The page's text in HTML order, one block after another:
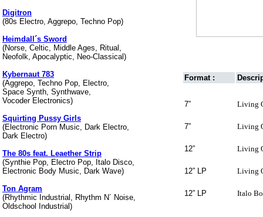
Digitron
(80s Electro, Aggrepo, Techno Pop)
Heimdall´s Sword
(Norse, Celtic, Middle Ages, Ritual,
Neofolk, Apocalyptic, Neo-Classical)
Kybernaut 783
(Aggrepo, Techno Pop, Electro,
Space Synth, Synthwave,
Vocoder Electronics)
Squirting Pussy Girls
(Electronic Porn Music, Dark Electro,
Dark Electro)
The 80s feat. Leaether Strip
(Synthie Pop, Electro Pop, Italo Disco,
Electronic Body Music, Dark Wave)
Ton Agram
(Rhythmic Industrial, Rhythm N´ Noise,
Oldschool Industrial)
Format :
7” Living
7” Living
12” Living
12” LP Living
12” LP Italo